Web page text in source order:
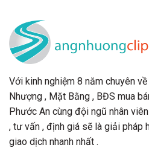
Với kinh nghiệm 8 năm chuyên
Nhượng , Mặt Bằng , BĐS mua
Phước An cùng đội ngũ nhân
, tư vấn , định giá sẽ là giải pháp
giao dịch nhanh nhất .